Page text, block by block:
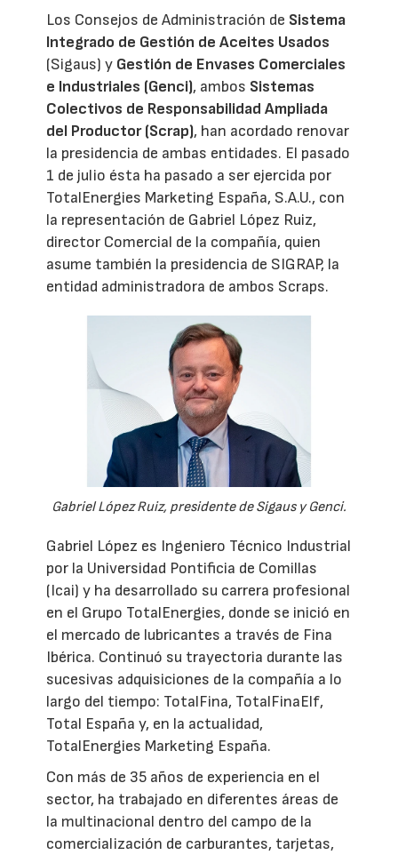
Los Consejos de Administración de Sistema
Integrado de Gestión de Aceites Usados
(Sigaus) y Gestión de Envases Comerciales
e Industriales (Genci), ambos Sistemas
Colectivos de Responsabilidad Ampliada
del Productor (Scrap), han acordado renovar
la presidencia de ambas entidades. El pasado
1 de julio ésta ha pasado a ser ejercida por
TotalEnergies Marketing España, S.A.U., con
la representación de Gabriel López Ruiz,
director Comercial de la compañía, quien
asume también la presidencia de SIGRAP, la
entidad administradora de ambos Scraps.
Gabriel López Ruiz, presidente de Sigaus y Genci.
Gabriel López es Ingeniero Técnico Industrial
por la Universidad Pontificia de Comillas
(Icai) y ha desarrollado su carrera profesional
en el Grupo TotalEnergies, donde se inició en
el mercado de lubricantes a través de Fina
Ibérica. Continuó su trayectoria durante las
sucesivas adquisiciones de la compañía a lo
largo del tiempo: TotalFina, TotalFinaElf,
Total España y, en la actualidad,
TotalEnergies Marketing España.
Con más de 35 años de experiencia en el
sector, ha trabajado en diferentes áreas de
la multinacional dentro del campo de la
comercialización de carburantes, tarjetas,